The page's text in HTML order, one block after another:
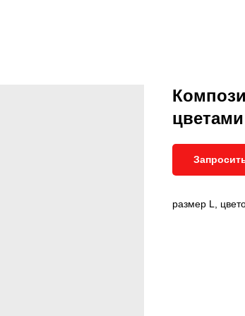
цветами
размер L,